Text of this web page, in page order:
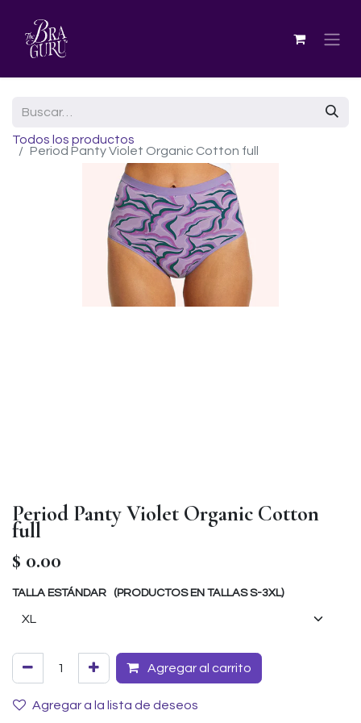
Todos los productos
Period Panty Violet Organic Cotton full
Period Panty Violet Organic Cotton
full
$ 0.00
TALLA ESTÁNDAR (PRODUCTOS EN TALLAS S-3XL)
Agregar al carrito
Agregar a la lista de deseos